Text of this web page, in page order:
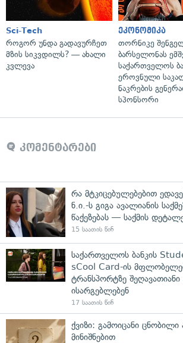
Sci-Tech
როგორ უნდა გადავურჩეთ
მზის სიკვდილს? — ახალი
კვლევა
ეკონომიკა
თორნიკე
ბარსელონას
საქართველოს
ეროვნული
ნაკრების
სპონსორი
კომენტარები
რა მტკიცებულებებით
ნ.ი.-ს გიგა ავალიანის
წაქეზებას — საქმის
15 საათის წინ
საქართველოს ბანკის
sCool Card-ის
ტრანსპორტზე
ისარგებლებენ
17 საათის წინ
ქვიზი: გამოიცანი ცნობილი
მინიშნებით